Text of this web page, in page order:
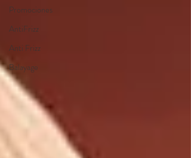
Promociones
AntiFrizz
Anti Frizz
Balayage